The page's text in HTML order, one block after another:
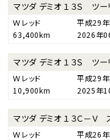
マツダ デミオ １３Ｓ ツー
Ｗレッド 平成29
63,400km
2026年
マツダ デミオ １３Ｓ ツー
Ｗレッド 平成29
10,900km
2025年
マツダ デミオ １３Ｃ－Ｖ
Ｗレッド 平成26